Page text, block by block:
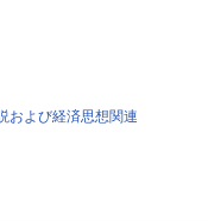
および経済思想関連